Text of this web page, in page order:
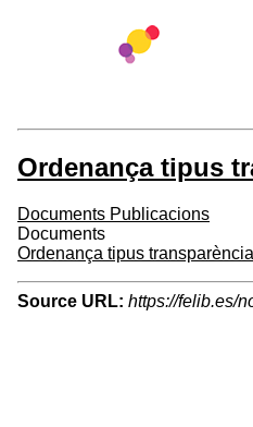
Ordenança tipus
Documents Publicacions
Documents
Ordenança tipus
Source URL: https://felib.es/